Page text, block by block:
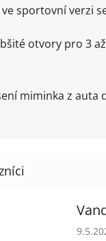
sportovní verzi
otvory pro 3
miminka z auta
z 5 hvězdiček.